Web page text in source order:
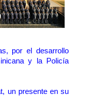
por el desarrollo
y la Policía
un presente en su